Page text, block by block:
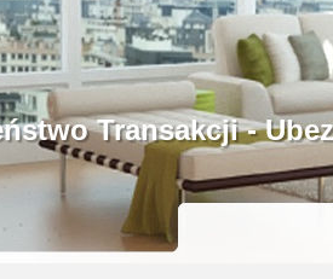
Transakcji -
Pośrednicy